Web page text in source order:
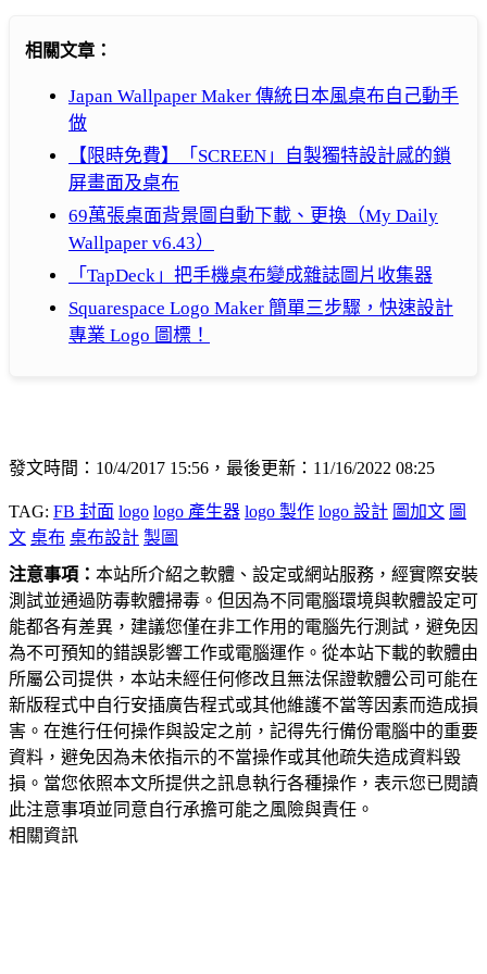
相關文章：
Japan Wallpaper Maker 傳統日本風桌布自己動手
做
【限時免費】「SCREEN」自製獨特設計感的鎖
屏畫面及桌布
69萬張桌面背景圖自動下載、更換（My Daily
Wallpaper v6.43）
「TapDeck」把手機桌布變成雜誌圖片收集器
Squarespace Logo Maker 簡單三步驟，快速設計
專業 Logo 圖標！
發文時間：10/4/2017 15:56，最後更新：11/16/2022 08:25
TAG: FB 封面 logo logo 產生器 logo 製作 logo 設計 圖加文 圖
文 桌布 桌布設計 製圖
注意事項： 本站所介紹之軟體、設定或網站服務，經實際安裝
測試並通過防毒軟體掃毒。但因為不同電腦環境與軟體設定可
能都各有差異，建議您僅在非工作用的電腦先行測試，避免因
為不可預知的錯誤影響工作或電腦運作。從本站下載的軟體由
所屬公司提供，本站未經任何修改且無法保證軟體公司可能在
新版程式中自行安插廣告程式或其他維護不當等因素而造成損
害。在進行任何操作與設定之前，記得先行備份電腦中的重要
資料，避免因為未依指示的不當操作或其他疏失造成資料毀
損。當您依照本文所提供之訊息執行各種操作，表示您已閱讀
此注意事項並同意自行承擔可能之風險與責任。
相關資訊